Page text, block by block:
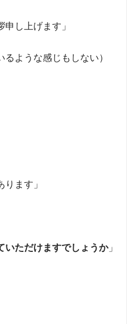
申し上げます」
るような感じもしない）
ります」
いただけますでしょうか」